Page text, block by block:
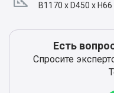
B1170 x D450 x
Есть
Спросите